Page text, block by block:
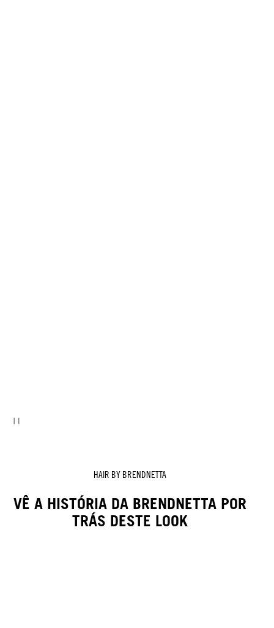
HAIR BY BRENDNETTA
VÊ A HISTÓRIA DA BRENDNETTA POR
TRÁS DESTE LOOK